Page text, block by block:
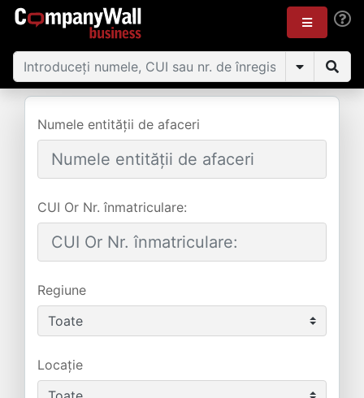
Numele entității de afaceri
CUI Or Nr. înmatriculare:
Regiune
Locație